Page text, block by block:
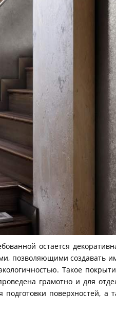
остается
позволяющими создавать
Такое
грамотно и для
поверхностей, а